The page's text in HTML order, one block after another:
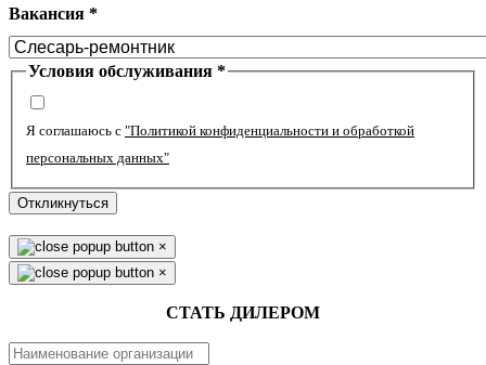
Вакансия *
Условия обслуживания *
Я соглашаюсь с "Политикой конфиденциальности и обработкой
персональных данных"
Откликнуться
×
×
СТАТЬ ДИЛЕРОМ